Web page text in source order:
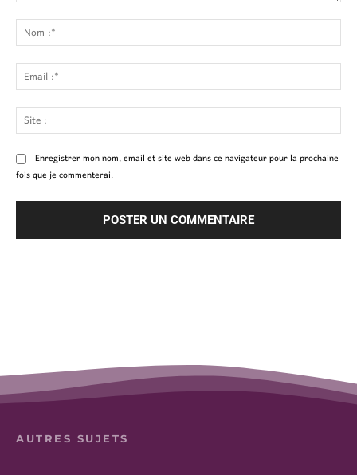
:
:*
:*
:
Enregistrer mon nom, email et site web dans ce navigateur pour la prochaine
fois que je commenterai.
AUTRES SUJETS